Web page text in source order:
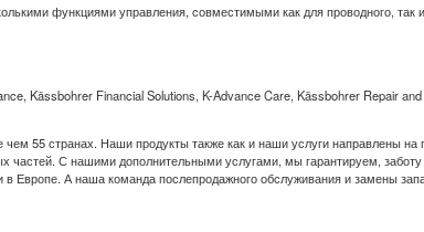
функциями управления, совместимыми как для проводного, так
Kässbohrer Financial Solutions, K-Advance Care, Kässbohrer Repair
55 странах. Наши продукты также как и наши услуги направлены на
С нашими дополнительными услугами, мы гарантируем,
Европе. А наша команда послепродажного обслуживания и замены